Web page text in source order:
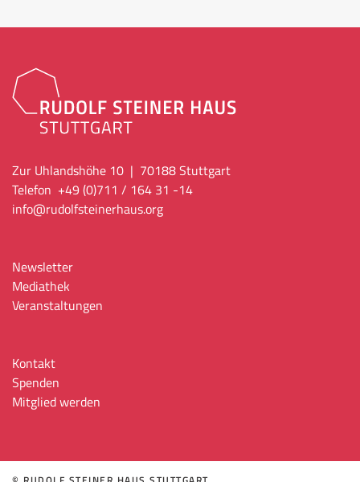
Zur Uhlandshöhe 10 | 70188 Stuttgart
Telefon +49 (0)711 / 164 31 -14
info@rudolfsteinerhaus.org
Newsletter
Mediathek
Veranstaltungen
Kontakt
Spenden
Mitglied werden